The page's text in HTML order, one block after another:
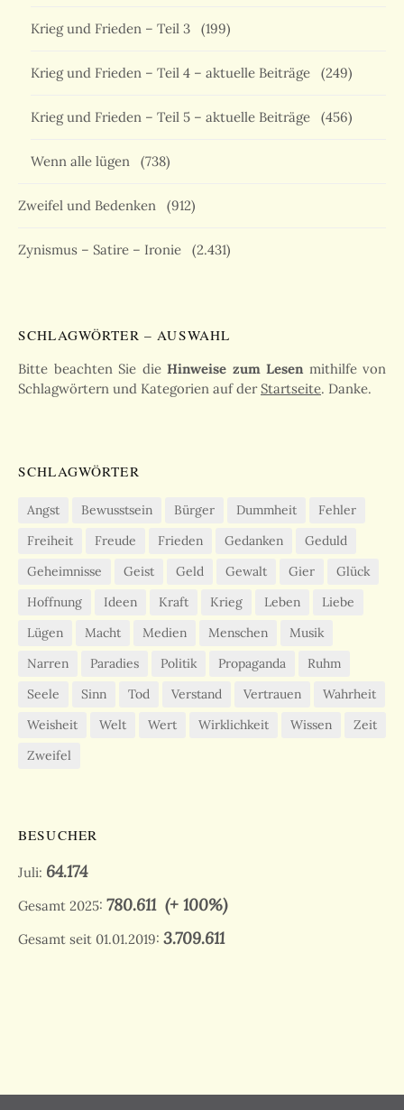
Krieg und Frieden – Teil 3 (199)
Krieg und Frieden – Teil 4 – aktuelle Beiträge (249)
Krieg und Frieden – Teil 5 – aktuelle Beiträge (456)
Wenn alle lügen (738)
Zweifel und Bedenken (912)
Zynismus – Satire – Ironie (2.431)
SCHLAGWÖRTER – AUSWAHL
Bitte beachten Sie dieHinweise zum Lesenmithilfe von
Schlagwörtern und Kategorien auf der Startseite. Danke.
SCHLAGWÖRTER
Angst Bewusstsein Bürger Dummheit
Fehler
Freiheit
Freude Frieden Gedanken
Geduld
Geheimnisse
Geist Geld Gewalt Gier
Glück
Hoffnung
Ideen Kraft Krieg Leben
Liebe
Lügen
Macht Medien Menschen
Musik
Narren
Paradies Politik Propaganda
Ruhm
Seele
Sinn Tod Verstand Vertrauen
Wahrheit
Weisheit
Welt Wert Wirklichkeit Wissen
Zeit
Zweifel
BESUCHER
Juli: 64.174
Gesamt 2025: 780.611(+ 100%)
Gesamt seit 01.01.2019: 3.709.611